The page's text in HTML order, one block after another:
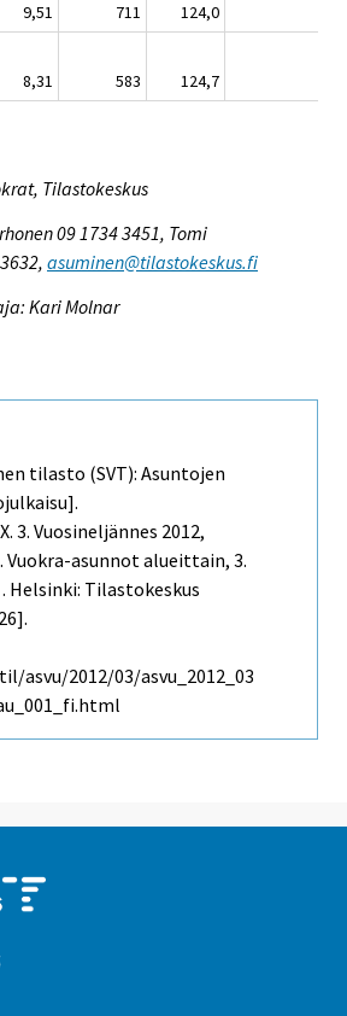
9,51 711 124,0
8,31 583 124,7
Tilastokeskus
09 1734 3451, Tomi
asuminen@tilastokeskus.fi
Kari Molnar
tilasto (SVT): Asuntojen
3. Vuosineljännes 2012,
Vuokra-asunnot alueittain, 3.
Helsinki: Tilastokeskus
2012/03/asvu_2012_03